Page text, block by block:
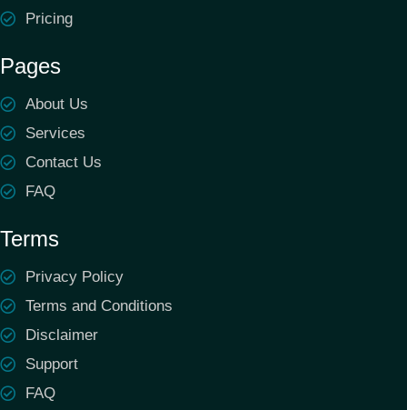
Pricing
Pages
About Us
Services
Contact Us
FAQ
Terms
Privacy Policy
Terms and Conditions
Disclaimer
Support
FAQ